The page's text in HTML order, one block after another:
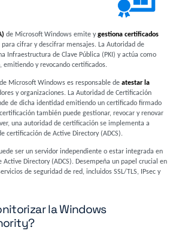
de Microsoft Windows emite ygestiona certificados
para cifrar y descifrar mensajes. La Autoridad de
Infraestructura de Clave Pública (PKI) y actúa como
emitiendo y revocando certificados.
Microsoft Windows es responsable de atestar la
y organizaciones. La Autoridad de Certificación
de dicha identidad emitiendo un certificado firmado
también puede gestionar, revocar y renovar
una autoridad de certificación se implementa a
certificación de Active Directory (ADCS).
ser un servidor independiente o estar integrada en
Active Directory (ADCS). Desempeña un papel crucial en
de seguridad de red, incluidos SSL/TLS, IPsec y
la Windows